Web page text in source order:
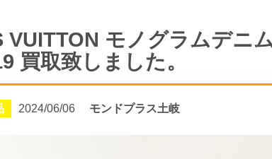
VUITTON モノグラムデニ
買取致しました。
2024/06/06 モンドプラス土岐